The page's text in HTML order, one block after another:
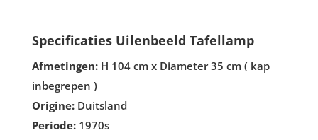
Specificaties Uilenbeeld Tafellamp
Afmetingen:H 104 cm x Diameter 35 cm ( kap
inbegrepen )
Origine:Duitsland
Periode:1970s